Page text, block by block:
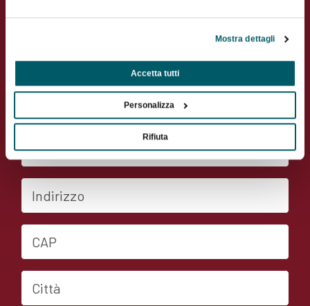
Mostra dettagli
Accetta tutti
Personalizza
Rifiuta
Contatta il socio
Nome
Indirizzo
CAP
Città